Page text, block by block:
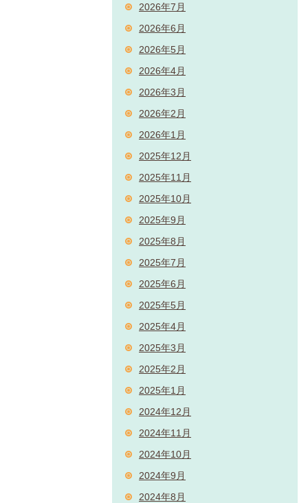
2026年7月
2026年6月
2026年5月
2026年4月
2026年3月
2026年2月
2026年1月
2025年12月
2025年11月
2025年10月
2025年9月
2025年8月
2025年7月
2025年6月
2025年5月
2025年4月
2025年3月
2025年2月
2025年1月
2024年12月
2024年11月
2024年10月
2024年9月
2024年8月